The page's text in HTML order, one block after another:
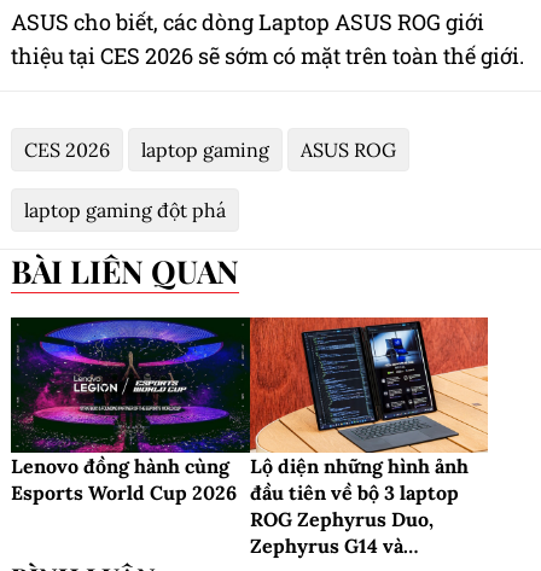
ASUS cho biết, các dòng Laptop ASUS ROG giới
thiệu tại CES 2026 sẽ sớm có mặt trên toàn thế giới.
CES 2026 laptop gaming ASUS ROG
laptop gaming đột phá
BÀI LIÊN QUAN
Lenovo đồng hành cùng
Esports World Cup 2026
Lộ diện những hình ảnh
đầu tiên về bộ 3 laptop
ROG Zephyrus Duo,
Zephyrus G14 và